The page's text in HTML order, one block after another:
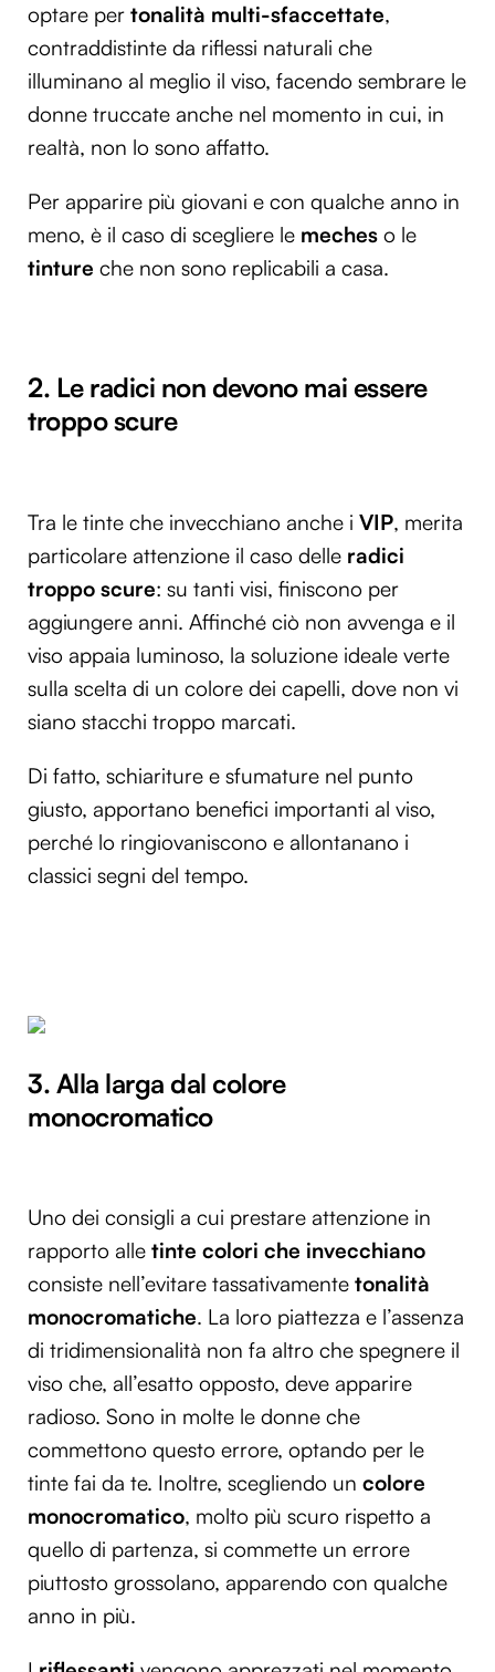
optare per tonalità multi-sfaccettate,
contraddistinte da riflessi naturali che
illuminano al meglio il viso, facendo sembrare le
donne truccate anche nel momento in cui, in
realtà, non lo sono affatto.
Per apparire più giovani e con qualche anno in
meno, è il caso di scegliere le meches o le
tinture che non sono replicabili a casa.
2. Le radici non devono mai essere
troppo scure
Tra le tinte che invecchiano anche i VIP, merita
particolare attenzione il caso delle radici
troppo scure: su tanti visi, finiscono per
aggiungere anni. Affinché ciò non avvenga e il
viso appaia luminoso, la soluzione ideale verte
sulla scelta di un colore dei capelli, dove non vi
siano stacchi troppo marcati.
Di fatto, schiariture e sfumature nel punto
giusto, apportano benefici importanti al viso,
perché lo ringiovaniscono e allontanano i
classici segni del tempo.
3. Alla larga dal colore
monocromatico
Uno dei consigli a cui prestare attenzione in
rapporto alle tinte colori che invecchiano
consiste nell’evitare tassativamente tonalità
monocromatiche. La loro piattezza e l’assenza
di tridimensionalità non fa altro che spegnere il
viso che, all’esatto opposto, deve apparire
radioso. Sono in molte le donne che
commettono questo errore, optando per le
tinte fai da te. Inoltre, scegliendo un colore
monocromatico, molto più scuro rispetto a
quello di partenza, si commette un errore
piuttosto grossolano, apparendo con qualche
anno in più.